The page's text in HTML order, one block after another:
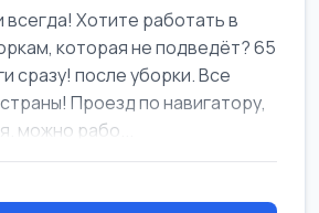
всегда! Хотите работать в
которая не подведёт? 65
сразу! после уборки. Все
Проезд по навигатору,
можно рабо...